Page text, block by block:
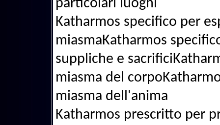
particolari luoghi
Katharmos specifico per
miasmaKatharmos
suppliche e
miasma del
miasma dell'anima
Katharmos prescritto per